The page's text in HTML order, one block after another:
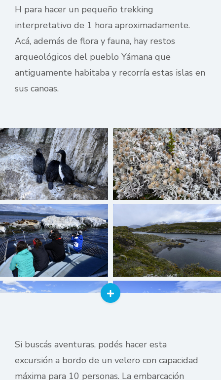
H para hacer un pequeño trekking
interpretativo de 1 hora aproximadamente.
Acá, además de flora y fauna, hay restos
arqueológicos del pueblo Yámana que
antiguamente habitaba y recorría estas islas en
sus canoas.
Si buscás aventuras, podés hacer esta
excursión a bordo de un velero con capacidad
máxima para 10 personas. La embarcación